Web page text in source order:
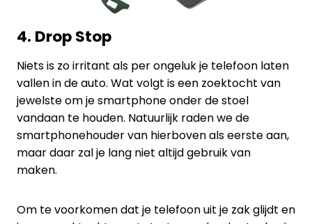
4. Drop Stop
Niets is zo irritant als per ongeluk je telefoon laten
vallen in de auto. Wat volgt is een zoektocht van
jewelste om je smartphone onder de stoel
vandaan te houden. Natuurlijk raden we de
smartphonehouder van hierboven als eerste aan,
maar daar zal je lang niet altijd gebruik van
maken.
Om te voorkomen dat je telefoon uit je zak glijdt en